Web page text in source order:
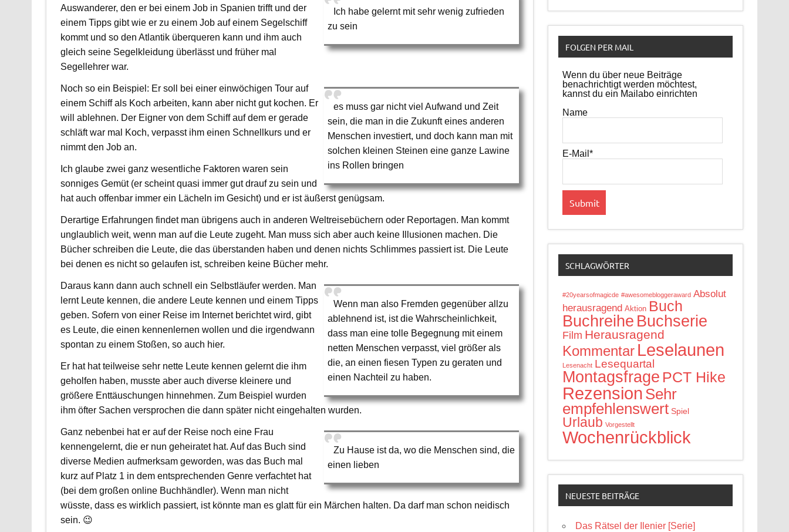
Ich habe gelernt mit sehr wenig zufrieden
zu sein
Auswanderer, den er bei einem Job in Spanien trifft und der
einem Tipps gibt wie er zu einem Job auf einem Segelschiff
kommt und so den Atlantik überqueren kann und ihm auch
gleich seine Segelkleidung überlässt und früher mal
Segellehrer war.
es muss gar nicht viel Aufwand und Zeit
sein, die man in die Zukunft eines anderen
Menschen investiert, und doch kann man mit
solchen kleinen Steinen eine ganze Lawine
ins Rollen bringen
Noch so ein Beispiel: Er soll bei einer einwöchigen Tour auf
einem Schiff als Koch arbeiten, kann aber nicht gut kochen. Er
will ablehnen. Der Eigner von dem Schiff auf dem er gerade
schläft war mal Koch, verpasst ihm einen Schnellkurs und er
nimmt den Job an.
Ich glaube zwei ganz wesentliche Faktoren waren sein
sonniges Gemüt (er scheint quasi immer gut drauf zu sein und
hat auch offenbar immer ein Lächeln im Gesicht) und er ist äußerst genügsam.
Derartige Erfahrungen findet man übrigens auch in anderen Weltreisebüchern oder Reportagen. Man kommt
unglaublich weit, wenn man auf die Leute zugeht. Man muss sich aber auch keine Illusionen machen. Die
Bücher schreiben die Leute, die das überstanden haben und denen nichts Schlimmes passiert ist. Die Leute
bei denen es nicht so gelaufen ist, schreiben keine Bücher mehr.
Wenn man also Fremden gegenüber allzu
ablehnend ist, ist die Wahrscheinlichkeit,
dass man eine tolle Begegnung mit einem
netten Menschen verpasst, viel größer als
die, an einen fiesen Typen zu geraten und
einen Nachteil zu haben.
Daraus kann dann auch schnell ein Selbstläufer werden. Man
lernt Leute kennen, die andere Leute kennen und einem Tipps
geben. Sofern von einer Reise im Internet berichtet wird, gibt
es Leute, die einen kennenlernen wollen und die irgendwann
spontan zu einem Stoßen, so auch hier.
Er hat hat teilweise sehr nette Leute kennen gelernt die ihm
geholfen haben, musste aber auch diverse kleinere und
größere Enttäuschungen hinnehmen. Zum Beispiel wurden
ihm öfter Sachen versprochen die dann später nicht eingehalten wurden.
Zu Hause ist da, wo die Menschen sind, die
einen lieben
Ganz nebenbei hat er auf der Reise noch eine Frau
kennengelernt, die er nun geheiratet hat. Auf das Buch sind
diverse Medien aufmerksam geworden, was das Buch mal
kurz auf Platz 1 in dem entsprechenden Genre verfachtet hat
(bei dem großen online Buchhändler). Wenn man nicht
wüsste, dass es wirklich passiert, ist könnte man es glatt für ein Märchen halten. Da darf man schon neidisch
sein. 😉
FOLGEN PER MAIL
Wenn du über neue Beiträge
benachrichtigt werden möchtest,
kannst du ein Mailabo einrichten
Name
E-Mail*
SCHLAGWÖRTER
#20yearsofmagicde #awesomebloggeraward Absolut
herausragend Aktion Buch
Buchreihe Buchserie
Film Herausragend
Kommentar Leselaunen
Lesenacht Lesequartal
Montagsfrage PCT Hike
Rezension Sehr
empfehlenswert Spiel
Urlaub Vorgestellt
Wochenrückblick
NEUESTE BEITRÄGE
Das Rätsel der Ilenier [Serie]